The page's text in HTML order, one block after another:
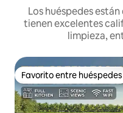
Los huéspedes
tienen excelentes
limpieza,
Favorito entre huéspedes
Favorito entre huéspedes